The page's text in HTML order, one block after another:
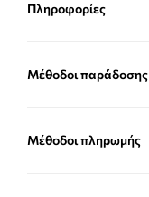
Πληροφορίες
Μέθοδοι παράδοσης
Μέθοδοι πληρωμής